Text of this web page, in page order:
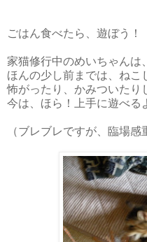
ごはん食べたら、遊ぼう！
家猫修行中のめいちゃんは、
ほんの少し前までは、ねこ
怖がったり、かみついたり
今は、ほら！上手に遊べる
（ブレブレですが、臨場感